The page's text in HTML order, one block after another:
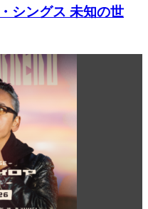
シングス 未知の世